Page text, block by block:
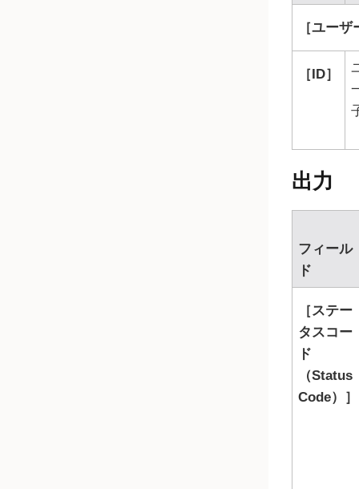
ユーザ
ID
出力
フィール
ド
ステー
タスコー
ド
（Status
Code）